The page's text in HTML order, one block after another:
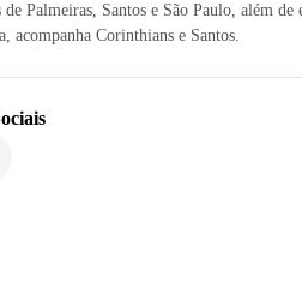
Palmeiras, Santos e São Paulo, além de
acompanha Corinthians e Santos.